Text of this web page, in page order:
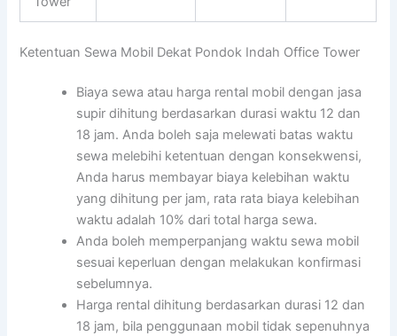
Ketentuan Sewa Mobil Dekat Pondok Indah Office Tower
Biaya sewa atau harga rental mobil dengan jasa
supir dihitung berdasarkan durasi waktu 12 dan
18 jam. Anda boleh saja melewati batas waktu
sewa melebihi ketentuan dengan konsekwensi,
Anda harus membayar biaya kelebihan waktu
yang dihitung per jam, rata rata biaya kelebihan
waktu adalah 10% dari total harga sewa.
Anda boleh memperpanjang waktu sewa mobil
sesuai keperluan dengan melakukan konfirmasi
sebelumnya.
Harga rental dihitung berdasarkan durasi 12 dan
18 jam, bila penggunaan mobil tidak sepenuhnya